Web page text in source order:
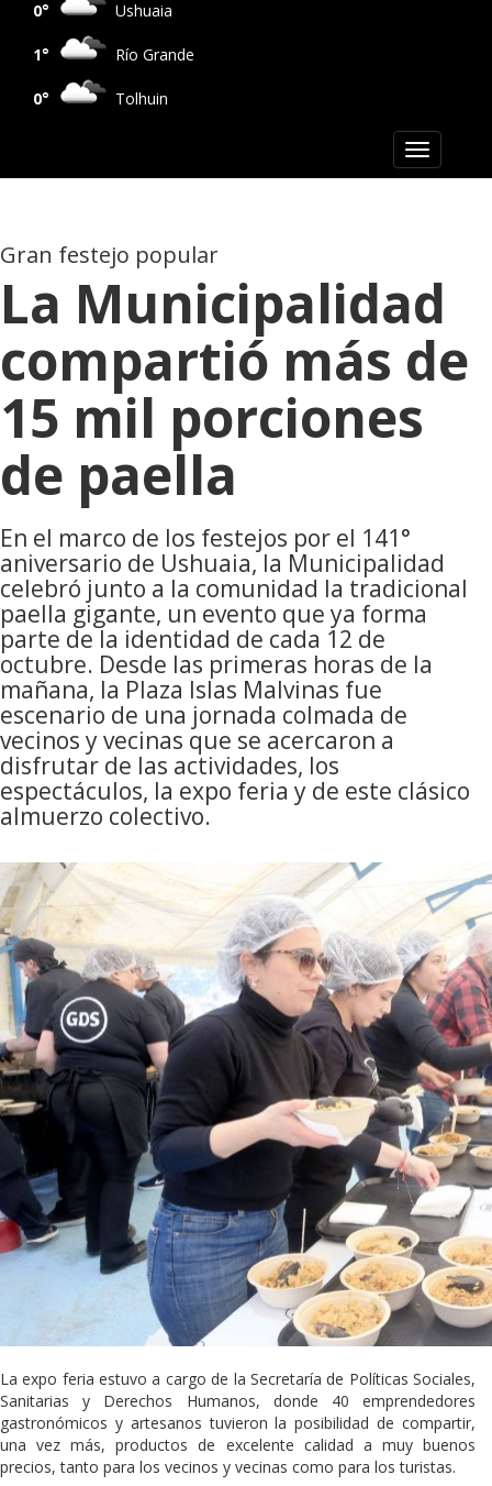
0° Ushuaia
1° Río Grande
0° Tolhuin
Toggle
navigation
Gran festejo popular
La Municipalidad
compartió más de
15 mil porciones
de paella
En el marco de los festejos por el 141°
aniversario de Ushuaia, la Municipalidad
celebró junto a la comunidad la tradicional
paella gigante, un evento que ya forma
parte de la identidad de cada 12 de
octubre. Desde las primeras horas de la
mañana, la Plaza Islas Malvinas fue
escenario de una jornada colmada de
vecinos y vecinas que se acercaron a
disfrutar de las actividades, los
espectáculos, la expo feria y de este clásico
almuerzo colectivo.
La expo feria estuvo a cargo de la Secretaría de Políticas Sociales,
Sanitarias y Derechos Humanos, donde 40 emprendedores
gastronómicos y artesanos tuvieron la posibilidad de compartir,
una vez más, productos de excelente calidad a muy buenos
precios, tanto para los vecinos y vecinas como para los turistas.